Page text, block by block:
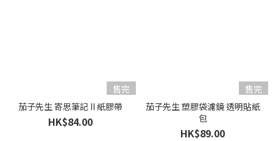
售完
茄子先生 寄思筆記 II 紙膠帶
HK$84.00
售完
茄子先生 塑膠袋濾鏡 透明貼紙
包
HK$89.00